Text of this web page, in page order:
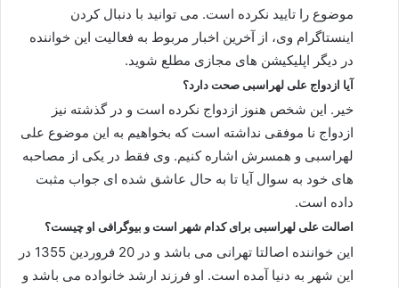
موضوع را تایید نکرده است. می توانید با دنبال کردن
اینستاگرام وی، از آخرین اخبار مربوط به فعالیت این خواننده
در دیگر اپلیکیشن های مجازی مطلع شوید.
آیا ازدواج علی لهراسبی صحت دارد؟
خیر. این شخص هنوز ازدواج نکرده است و در گذشته نیز
ازدواج نا موفقی نداشته است که بخواهیم به این موضوع علی
لهراسبی و همسرش اشاره کنیم. وی فقط در یکی از مصاحبه
های خود به سوال آیا تا به حال عاشق شده ای جواب مثبت
داده است.
اصالت علی لهراسبی برای کدام شهر است و بیوگرافی او چیست؟
این خواننده اصالتا تهرانی می باشد و در 20 فروردین 1355 در
این شهر به دنیا آمده است. او فرزند ارشد خانواده می باشد و